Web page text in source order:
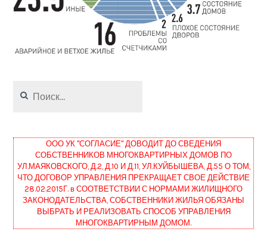
ООО УК "СОГЛАСИЕ" ДОВОДИТ ДО СВЕДЕНИЯ
СОБСТВЕННИКОВ МНОГОКВАРТИРНЫХ ДОМОВ ПО
УЛ.МАЯКОВСКОГО, Д.2, Д.10 И Д.11, УЛ.КУЙБЫШЕВА, Д.55 О ТОМ,
ЧТО ДОГОВОР УПРАВЛЕНИЯ ПРЕКРАЩАЕТ СВОЕ ДЕЙСТВИЕ
28.02.2015Г. в СООТВЕТСТВИИ С НОРМАМИ ЖИЛИЩНОГО
ЗАКОНОДАТЕЛЬСТВА, СОБСТВЕННИКИ ЖИЛЬЯ ОБЯЗАНЫ
ВЫБРАТЬ И РЕАЛИЗОВАТЬ СПОСОБ УПРАВЛЕНИЯ
МНОГОКВАРТИРНЫМ ДОМОМ.